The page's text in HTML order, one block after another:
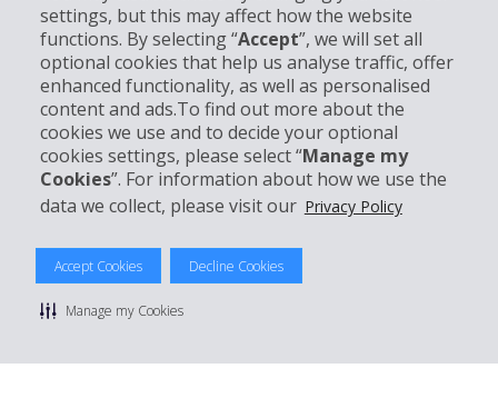
settings, but this may affect how the website
functions. By selecting “Accept”, we will set all
optional cookies that help us analyse traffic, offer
enhanced functionality, as well as personalised
content and ads.To find out more about the
cookies we use and to decide your optional
cookies settings, please select “Manage my
Cookies”. For information about how we use the
data we collect, please visit our Privacy Policy
Accept Cookies Decline Cookies
Manage my Cookies
Entreprise
Support client
Réserver avec Hertz
© 2026 The Hertz System, Inc.
Politique de confidentialité | Conditions d'utilisation du site
Conditions de location
Gérer mes cookies